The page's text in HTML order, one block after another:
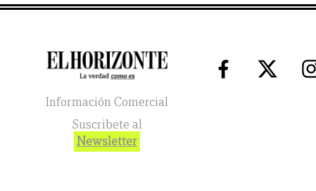
Información Comercial
Suscribete al
Newsletter